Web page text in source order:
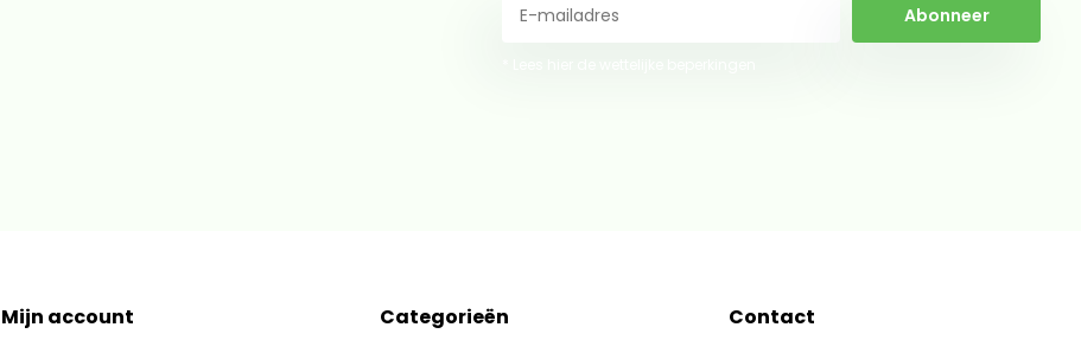
Abonneer
Mijn account Categorieën Contact